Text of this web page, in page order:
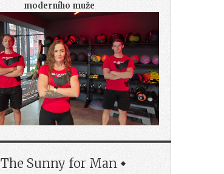
moderního muže
The Sunny for Man